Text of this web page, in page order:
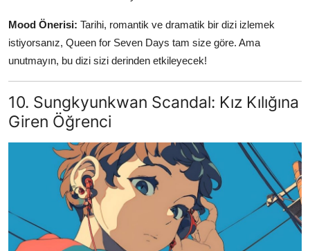
Mood Önerisi: Tarihi, romantik ve dramatik bir dizi izlemek
istiyorsanız, Queen for Seven Days tam size göre. Ama
unutmayın, bu dizi sizi derinden etkileyecek!
10. Sungkyunkwan Scandal: Kız Kılığına
Giren Öğrenci